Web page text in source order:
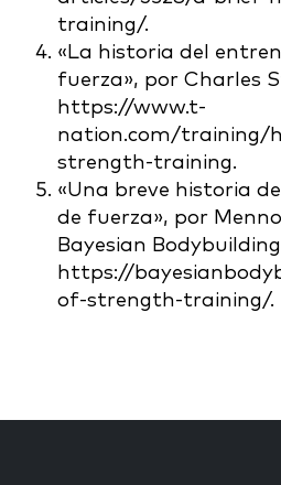
training/.
«La historia del
fuerza», por Charles
https://www.t-
nation.com/training/
strength-training.
«Una breve historia
de fuerza», por
Bayesian
https://
of-strength-training/.